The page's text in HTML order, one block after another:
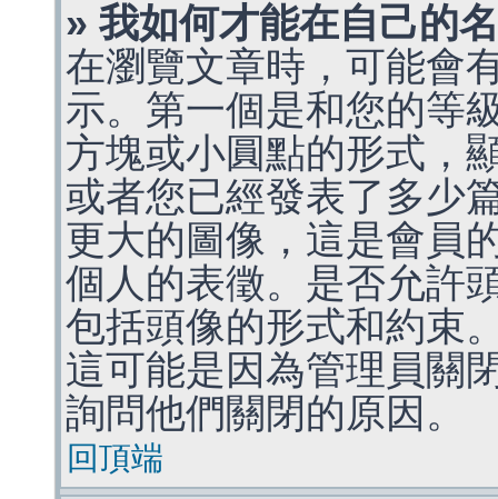
» 我如何才能在自己的
在瀏覽文章時，可能會
示。第一個是和您的等
方塊或小圓點的形式，
或者您已經發表了多少
更大的圖像，這是會員
個人的表徵。是否允許
包括頭像的形式和約束
這可能是因為管理員關
詢問他們關閉的原因。
回頂端